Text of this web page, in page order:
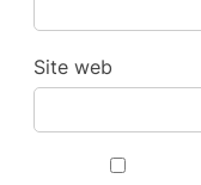
Site web